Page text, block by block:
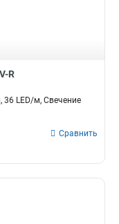
R
LED/м, Свечение
Сравнить